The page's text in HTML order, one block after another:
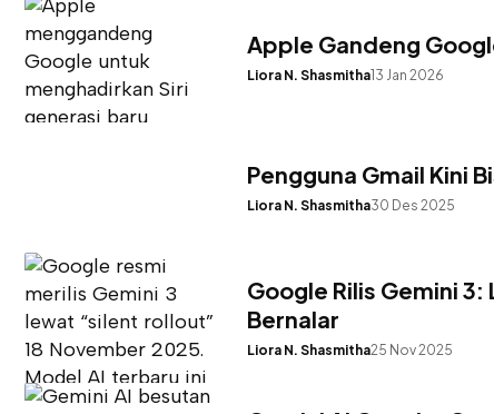
Apple Gandeng
Liora N. Shasmitha13 Jan 2026
Pengguna Gmail Kini
Liora N. Shasmitha30 Des 2025
Google Rilis Gemini 3:
Bernalar
Liora N. Shasmitha25 Nov 2025